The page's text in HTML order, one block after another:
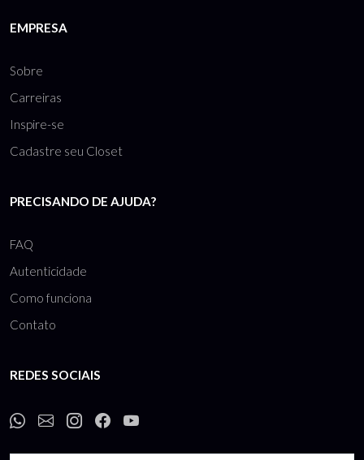
EMPRESA
Sobre
Carreiras
Inspire-se
Cadastre seu Closet
PRECISANDO DE AJUDA?
FAQ
Autenticidade
Como funciona
Contato
REDES SOCIAIS